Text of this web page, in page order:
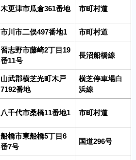
木更津市瓜倉361番地 市町村道
市川市二俣497番地1 市町村道
習志野市藤崎2丁目19
番11号
長沼船橋線
山武郡横芝光町木戸
7192番地
横芝停車場白
浜線
八千代市桑橋11番地1 市町村道
船橋市東船橋5丁目6
番7号
国道296号